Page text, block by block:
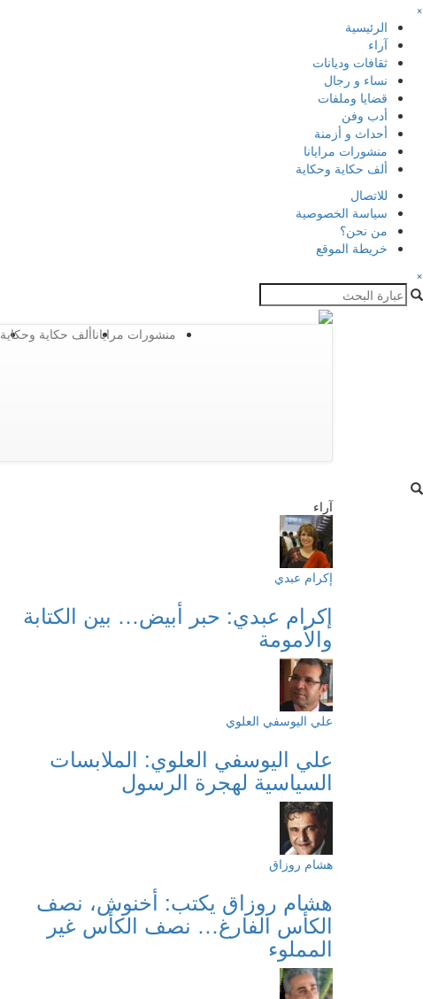
×
الرئيسية
آراء
ثقافات وديانات
نساء و رجال
قضايا وملفات
أدب وفن
أحداث و أزمنة
منشورات مرايانا
ألف حكاية وحكاية
للاتصال
سياسة الخصوصية
من نحن؟
خريطة الموقع
×
ألف حكاية وحكايةمنشورات مرايانا
آراء
إكرام عبدي
إكرام عبدي: حبر أبيض… بين الكتابة
والأمومة
علي اليوسفي العلوي
علي اليوسفي العلوي: الملابسات
السياسية لهجرة الرسول
هشام روزاق
هشام روزاق يكتب: أخنوش، نصف
الكأس الفارغ… نصف الكأس غير
المملوء